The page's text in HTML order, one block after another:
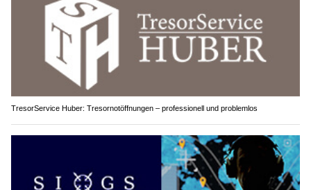
TresorService Huber: Tresornotöffnungen – professionell und problemlos